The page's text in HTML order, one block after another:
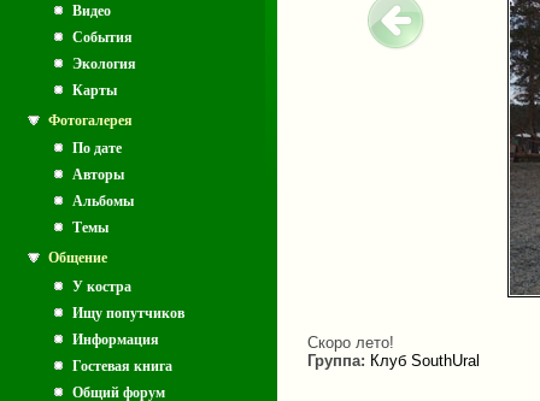
Видео
События
Экология
Карты
Фотогалерея
По дате
Авторы
Альбомы
Темы
Общение
У костра
Ищу попутчиков
Информация
Гостевая книга
Общий форум
Скоро лето!
Группа: Клуб SouthUral